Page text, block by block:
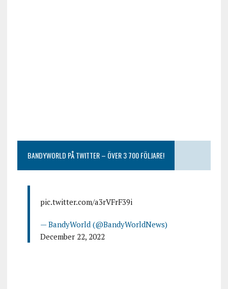
BANDYWORLD PÅ TWITTER – ÖVER 3 700 FÖLJARE!
pic.twitter.com/a3rVFrF39i
— BandyWorld (@BandyWorldNews)
December 22, 2022